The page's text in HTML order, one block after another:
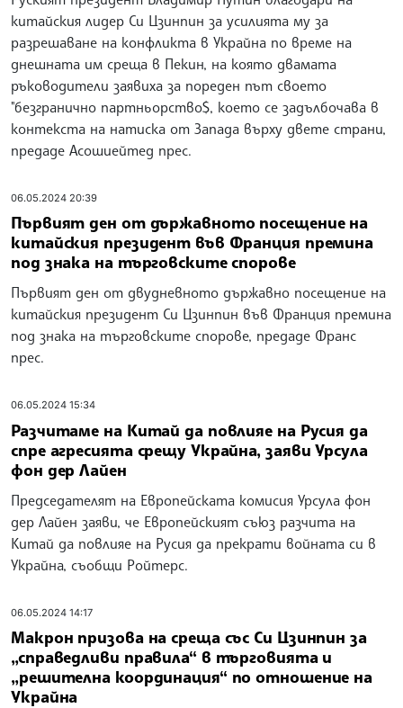
китайския лидер Си Цзинпин за усилията му за
разрешаване на конфликта в Украйна по време на
днешната им среща в Пекин, на която двамата
ръководители заявиха за пореден път своето
"безгранично партньорство$, което се задълбочава в
контекста на натиска от Запада върху двете страни,
предаде Асошиейтед прес.
06.05.2024 20:39
Първият ден от държавното посещение на
китайския президент във Франция премина
под знака на търговските спорове
Първият ден от двудневното държавно посещение на
китайския президент Си Цзинпин във Франция премина
под знака на търговските спорове, предаде Франс
прес.
06.05.2024 15:34
Разчитаме на Китай да повлияе на Русия да
спре агресията срещу Украйна, заяви Урсула
фон дер Лайен
Председателят на Европейската комисия Урсула фон
дер Лайен заяви, че Европейският съюз разчита на
Китай да повлияе на Русия да прекрати войната си в
Украйна, съобщи Ройтерс.
06.05.2024 14:17
Макрон призова на среща със Си Цзинпин за
„справедливи правила“ в търговията и
„решителна координация“ по отношение на
Украйна